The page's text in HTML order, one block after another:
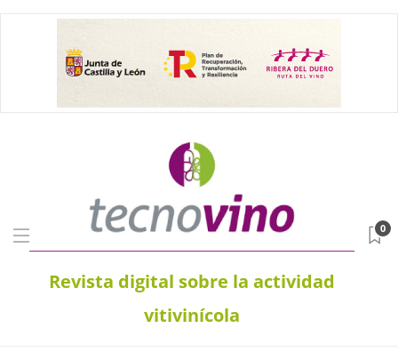
Revista digital sobre la actividad
vitivinícola
0